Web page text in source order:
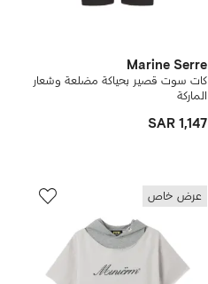
Marine Serre
كات سوت قصير بحياكة مضلعة وشعار
الماركة
SAR 1,147
عرض خاص